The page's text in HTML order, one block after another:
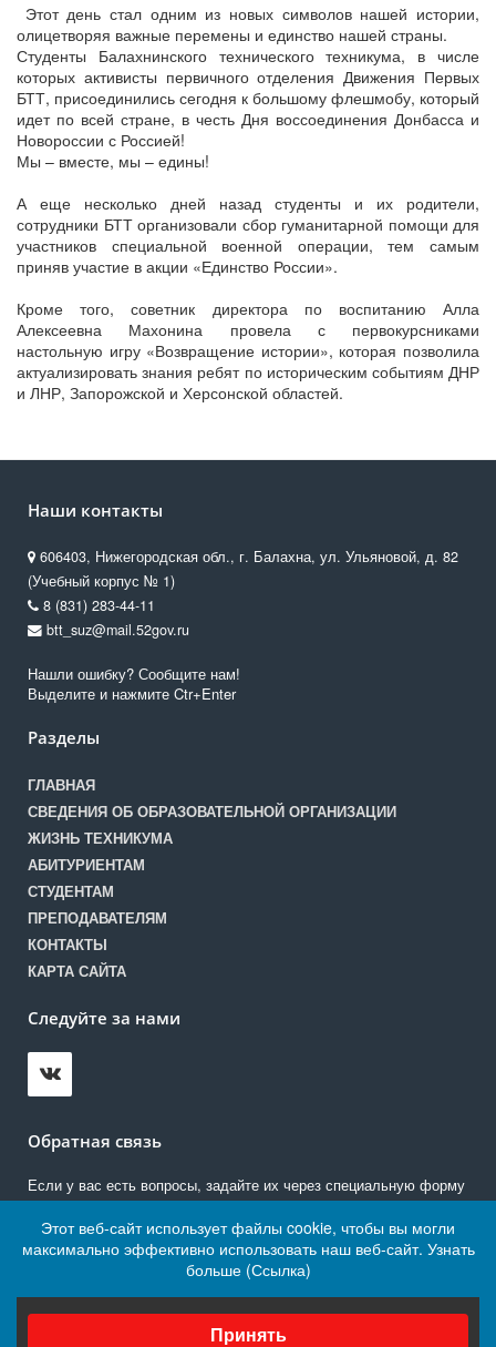
Этот день стал одним из новых символов нашей истории,
олицетворяя важные перемены и единство нашей страны.
Студенты Балахнинского технического техникума, в числе
которых активисты первичного отделения Движения Первых
БТТ, присоединились сегодня к большому флешмобу, который
идет по всей стране, в честь Дня воссоединения Донбасса и
Новороссии с Россией!
Мы – вместе, мы – едины!
А еще несколько дней назад студенты и их родители,
сотрудники БТТ организовали сбор гуманитарной помощи для
участников специальной военной операции, тем самым
приняв участие в акции «Единство России».
Кроме того, советник директора по воспитанию Алла
Алексеевна Махонина провела с первокурсниками
настольную игру «Возвращение истории», которая позволила
актуализировать знания ребят по историческим событиям ДНР
и ЛНР, Запорожской и Херсонской областей.
Наши контакты
606403, Нижегородская обл., г. Балахна, ул. Ульяновой, д. 82
(Учебный корпус № 1)
8 (831) 283-44-11
btt_suz@mail.52gov.ru
Нашли ошибку? Сообщите нам!
Выделите и нажмите Ctr+Enter
Разделы
ГЛАВНАЯ
СВЕДЕНИЯ ОБ ОБРАЗОВАТЕЛЬНОЙ ОРГАНИЗАЦИИ
ЖИЗНЬ ТЕХНИКУМА
АБИТУРИЕНТАМ
СТУДЕНТАМ
ПРЕПОДАВАТЕЛЯМ
КОНТАКТЫ
КАРТА САЙТА
Следуйте за нами
Обратная связь
Если у вас есть вопросы, задайте их через специальную форму
Написать нам
© 2021 ГБПОУ БТТ
Этот веб-сайт использует файлы cookie, чтобы вы могли
максимально эффективно использовать наш веб-сайт. Узнать
больше (Ссылка)
Принять